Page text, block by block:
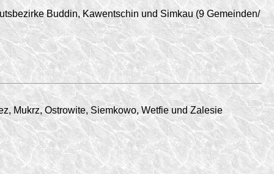
Buddin, Kawentschin und Simkau (9 Gemeinden/
Mukrz, Ostrowite, Siemkowo, Wetfie und Zalesie